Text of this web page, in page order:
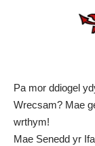
Pa mor ddiogel
Wrecsam? Mae
wrthym!
Mae Senedd yr